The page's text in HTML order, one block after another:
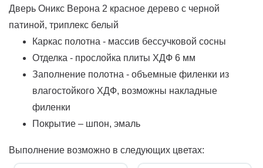
Дверь Оникс Верона 2 красное дерево с черной
патиной, триплекс белый
Каркас полотна - массив бессучковой сосны
Отделка - прослойка плиты ХДФ 6 мм
Заполнение полотна - объемные филенки из
влагостойкого ХДФ, возможны накладные
филенки
Покрытие – шпон, эмаль
Выполнение возможно в следующих цветах: